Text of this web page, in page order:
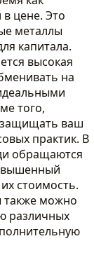
цене. Это
металлы
капитала.
высокая
на
того,
защищать ваш
практик. В
обращаются
стоимость.
также можно
различных